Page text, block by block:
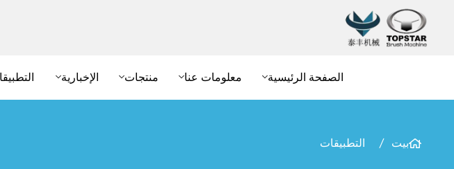
الصفحة الرئيسية معلومات عنا منتجات الإخبارية
بيت التطبيقات